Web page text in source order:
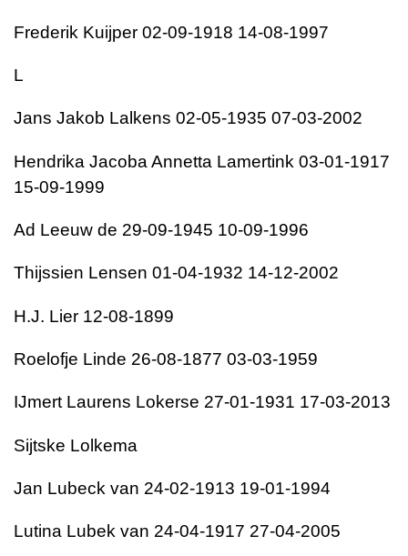
Frederik Kuijper 02-09-1918 14-08-1997
L
Jans Jakob Lalkens 02-05-1935 07-03-2002
Hendrika Jacoba Annetta Lamertink 03-01-1917
15-09-1999
Ad Leeuw de 29-09-1945 10-09-1996
Thijssien Lensen 01-04-1932 14-12-2002
H.J. Lier 12-08-1899
Roelofje Linde 26-08-1877 03-03-1959
IJmert Laurens Lokerse 27-01-1931 17-03-2013
Sijtske Lolkema
Jan Lubeck van 24-02-1913 19-01-1994
Lutina Lubek van 24-04-1917 27-04-2005